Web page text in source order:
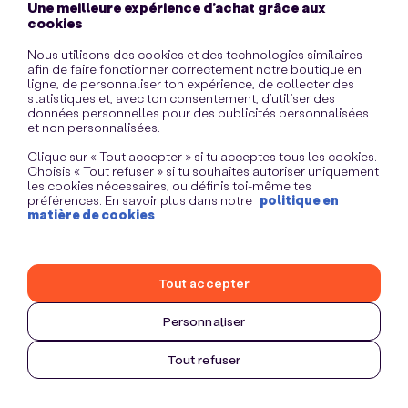
Une meilleure expérience d’achat grâce aux
cookies
Nous utilisons des cookies et des technologies similaires
afin de faire fonctionner correctement notre boutique en
ligne, de personnaliser ton expérience, de collecter des
statistiques et, avec ton consentement, d’utiliser des
données personnelles pour des publicités personnalisées
et non personnalisées.
Clique sur « Tout accepter » si tu acceptes tous les cookies.
Choisis « Tout refuser » si tu souhaites autoriser uniquement
les cookies nécessaires, ou définis toi-même tes
préférences. En savoir plus dans notre politique en
matière de cookies
Personnaliser
Tout refuser
Tout accepter